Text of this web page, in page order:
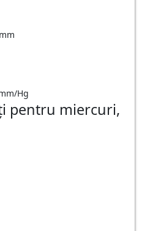
mm
Hg
pentru miercuri,